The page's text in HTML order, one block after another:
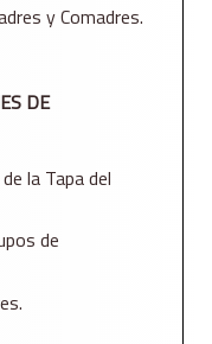
y Comadres.
DE
la Tapa del
de